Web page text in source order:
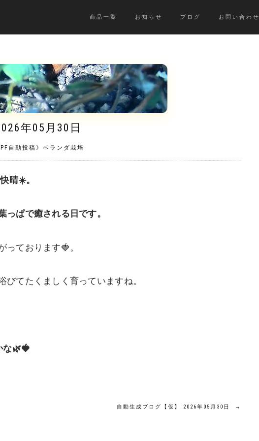
商品一覧 お知らせ ブログ お問い合わせ
年05月30日
自動投稿》ベランダ栽培
晴☀️。
ぱで癒される日です。
ております🍓。
てたくましく育っていますね。
な🌿🍓
自動生成ブログ【仮】 2026年05月30日 →